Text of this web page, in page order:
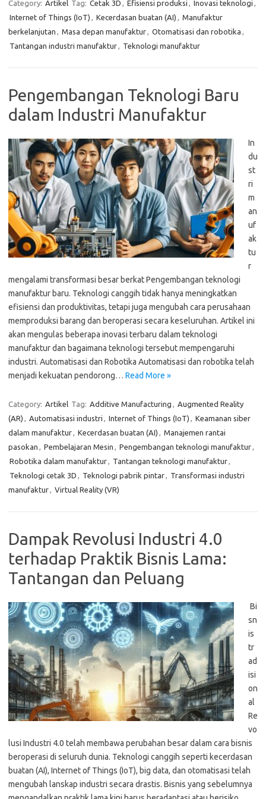
Category: Artikel Tag: Cetak 3D , Efisiensi produksi , Inovasi teknologi ,
Internet of Things (IoT) , Kecerdasan buatan (AI) , Manufaktur
berkelanjutan , Masa depan manufaktur, Otomatisasi dan robotika ,
Tantangan industri manufaktur, Teknologi manufaktur
Pengembangan Teknologi Baru
dalam Industri Manufaktur
In
du
st
ri
m
an
uf
ak
tu
r
mengalami transformasi besar berkat Pengembangan teknologi
manufaktur baru. Teknologi canggih tidak hanya meningkatkan
efisiensi dan produktivitas, tetapi juga mengubah cara perusahaan
memproduksi barang dan beroperasi secara keseluruhan. Artikel ini
akan mengulas beberapa inovasi terbaru dalam teknologi
manufaktur dan bagaimana teknologi tersebut mempengaruhi
industri. Automatisasi dan Robotika Automatisasi dan robotika telah
menjadi kekuatan pendorong… Read More »
Category: Artikel Tag: Additive Manufacturing , Augmented Reality
(AR) , Automatisasi industri , Internet of Things (IoT) , Keamanan siber
dalam manufaktur, Kecerdasan buatan (AI) , Manajemen rantai
pasokan , Pembelajaran Mesin , Pengembangan teknologi manufaktur,
Robotika dalam manufaktur, Tantangan teknologi manufaktur,
Teknologi cetak 3D , Teknologi pabrik pintar, Transformasi industri
manufaktur, Virtual Reality (VR)
Dampak Revolusi Industri 4.0
terhadap Praktik Bisnis Lama:
Tantangan dan Peluang
Bi
sn
is
tr
ad
isi
on
al
Re
vo
lusi Industri 4.0 telah membawa perubahan besar dalam cara bisnis
beroperasi di seluruh dunia. Teknologi canggih seperti kecerdasan
buatan (AI), Internet of Things (IoT), big data, dan otomatisasi telah
mengubah lanskap industri secara drastis. Bisnis yang sebelumnya